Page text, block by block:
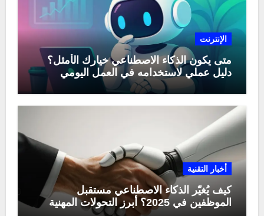
الإنترنت
متى يكون الذكاء الاصطناعي خيارك الأمثل؟
دليل عملي لاستخدامه في العمل اليومي
أخبار التقنية
كيف يُغيّر الذكاء الاصطناعي مستقبل
الموظفين في 2025؟ أبرز التحولات المهنية